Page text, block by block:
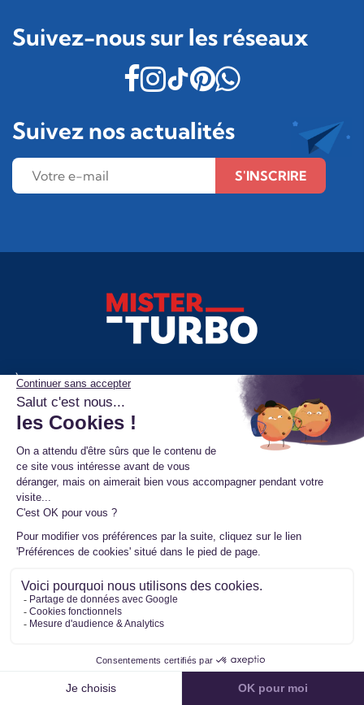
Suivez-nous sur les réseaux
Suivez nos actualités
S'INSCRIRE
À propos de
Nous contacter
Étude FLASHS 2026
Mon compte
FAQ
Étude IFOP
Conseils et tutos
Mister Turbo Avis